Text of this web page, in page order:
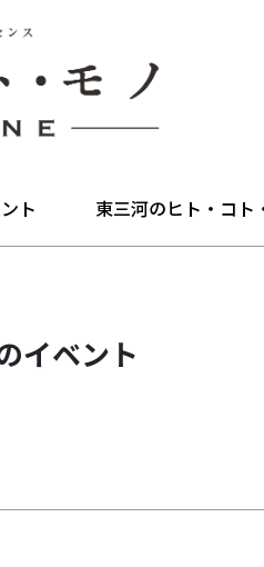
ト 東三河のヒト・コト
イベント